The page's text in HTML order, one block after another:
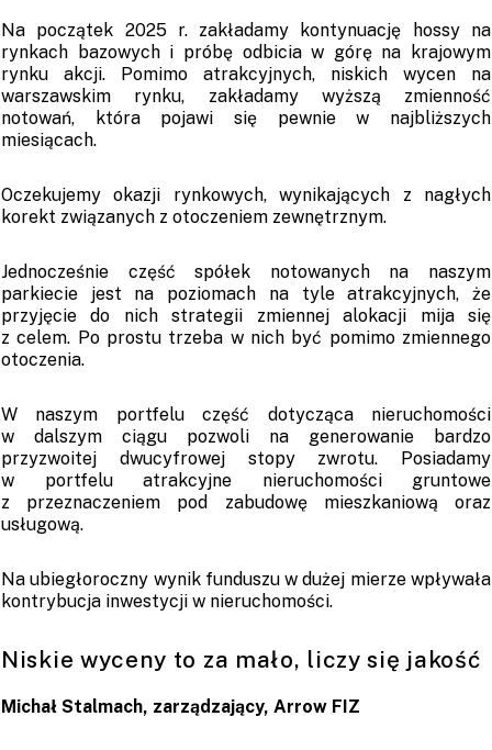
Na początek 2025 r. zakładamy kontynuację hossy na
rynkach bazowych i próbę odbicia w górę na krajowym
rynku akcji. Pomimo atrakcyjnych, niskich wycen na
warszawskim rynku, zakładamy wyższą zmienność
notowań, która pojawi się pewnie w najbliższych
miesiącach.
Oczekujemy okazji rynkowych, wynikających z nagłych
korekt związanych z otoczeniem zewnętrznym.
Jednocześnie część spółek notowanych na naszym
parkiecie jest na poziomach na tyle atrakcyjnych, że
przyjęcie do nich strategii zmiennej alokacji mija się
z celem. Po prostu trzeba w nich być pomimo zmiennego
otoczenia.
W naszym portfelu część dotycząca nieruchomości
w dalszym ciągu pozwoli na generowanie bardzo
przyzwoitej dwucyfrowej stopy zwrotu. Posiadamy
w portfelu atrakcyjne nieruchomości gruntowe
z przeznaczeniem pod zabudowę mieszkaniową oraz
usługową.
Na ubiegłoroczny wynik funduszu w dużej mierze wpływała
kontrybucja inwestycji w nieruchomości.
Niskie wyceny to za mało, liczy się jakość
Michał Stalmach, zarządzający, Arrow FIZ